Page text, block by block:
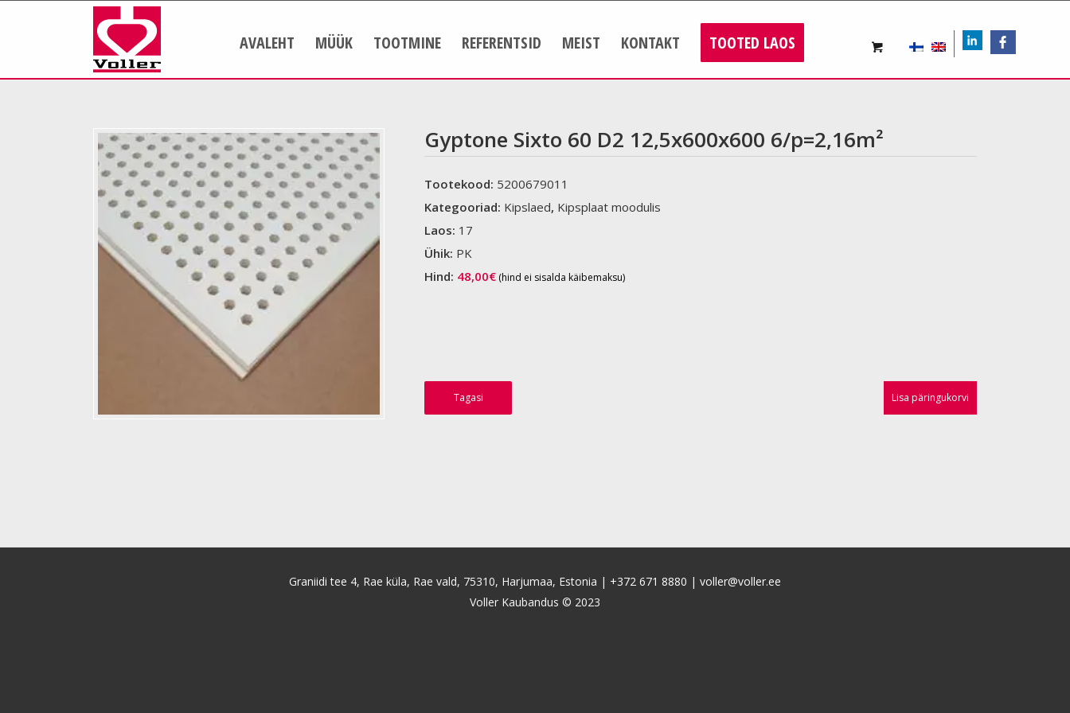
FB
LIn
AVALEHT MÜÜK TOOTMINE REFERENTSID MEIST KONTAKT TOOTED LAOS
Gyptone Sixto 60 D2 12,5x600x600 6/p=2,16m²
Tootekood: 5200679011
Kategooriad: Kipslaed, Kipsplaat moodulis
Laos: 17
Ühik: PK
Hind: 48,00€ (hind ei sisalda käibemaksu)
Tagasi Lisa päringukorvi
Graniidi tee 4, Rae küla, Rae vald, 75310, Harjumaa, Estonia | +372 671 8880 | voller@voller.ee
Voller Kaubandus © 2023